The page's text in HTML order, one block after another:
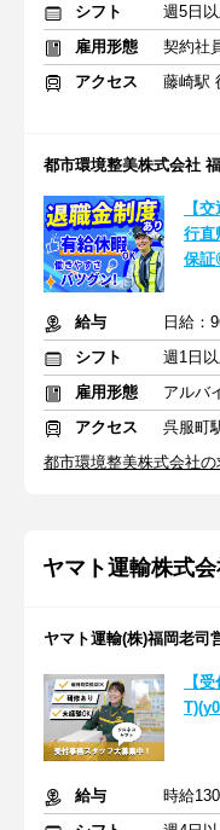
シフト
週5日
雇用形態
契約社
アクセス
藤崎駅
都市環境整美株式会社
【
行直
保
給与
日給：
シフト
週1日
雇用形態
アルバ
アクセス
呉服町
都市環境整美株式会社
ヤマト運輸株式
ヤマト運輸(株)福岡老司
【
給与
時給